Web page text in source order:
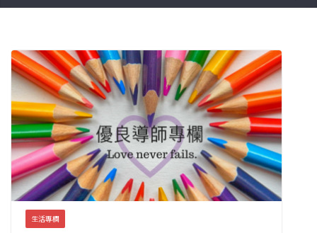
生活專欄